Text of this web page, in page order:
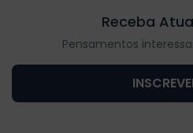
Receba
Pensamentos